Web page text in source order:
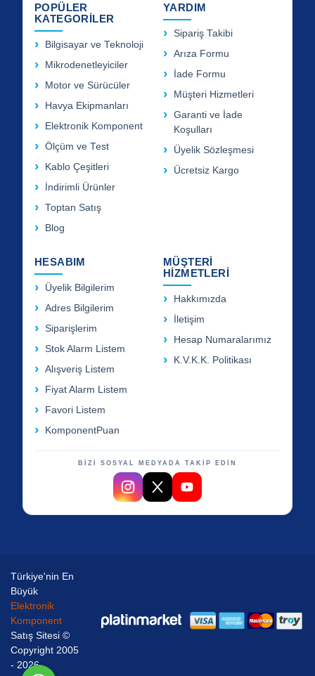
POPÜLER
KATEGORİLER
Bilgisayar ve Teknoloji
Mikrodenetleyiciler
Motor ve Sürücüler
Havya Ekipmanları
Elektronik Komponent
Ölçüm ve Test
Kablo Çeşitleri
İndirimli Ürünler
Toptan Satış
Blog
YARDIM
Sipariş Takibi
Arıza Formu
İade Formu
Müşteri Hizmetleri
Garanti ve İade
Koşulları
Üyelik Sözleşmesi
Ücretsiz Kargo
HESABIM
Üyelik Bilgilerim
Adres Bilgilerim
Siparişlerim
Stok Alarm Listem
Alışveriş Listem
Fiyat Alarm Listem
Favori Listem
KomponentPuan
MÜŞTERİ
HİZMETLERİ
Hakkımızda
İletişim
Hesap Numaralarımız
K.V.K.K. Politikası
BİZİ SOSYAL MEDYADA TAKİP EDİN
Türkiye'nin En
Büyük
Elektronik
Komponent
Satış Sitesi ©
Copyright 2005
- 2026